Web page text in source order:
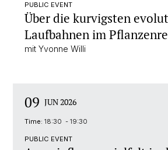
PUBLIC EVENT
Über die kurvigsten
Laufbahnen im
mit Yvonne Willi
09 JUN 2026
Time: 18:30 - 19:30
PUBLIC EVENT